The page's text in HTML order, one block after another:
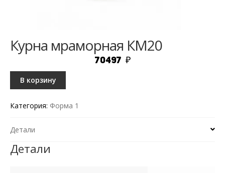
Курна мраморная КМ20
70497 ₽
В корзину
Категория: Форма 1
Детали
Детали